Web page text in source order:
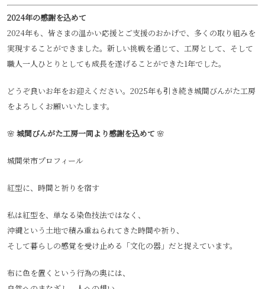
2024年の感謝を込めて
2024年も、皆さまの温かい応援とご支援のおかげで、多くの取り組みを
実現することができました。新しい挑戦を通じて、工房として、そして
職人一人ひとりとしても成長を遂げることができた1年でした。
どうぞ良いお年をお迎えください。2025年も引き続き城間びんがた工房
をよろしくお願いいたします。
🌸 城間びんがた工房一同より感謝を込めて 🌸
城間栄市プロフィール
紅型に、時間と祈りを宿す
私は紅型を、単なる染色技法ではなく、
沖縄という土地で積み重ねられてきた時間や祈り、
そして暮らしの感覚を受け止める「文化の器」だと捉えています。
布に色を置くという行為の奥には、